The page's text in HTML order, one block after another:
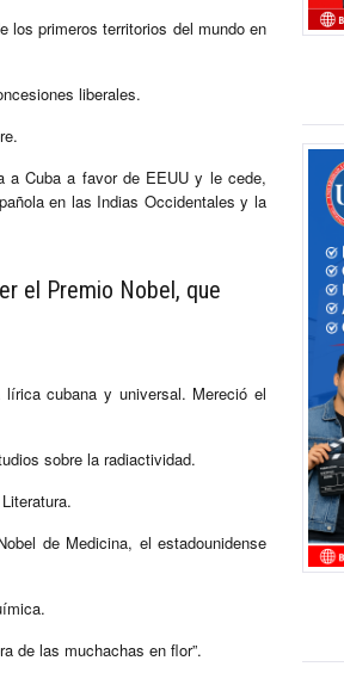
los primeros territorios del mundo en
liberales.
a Cuba a favor de EEUU y le cede,
en las Indias Occidentales y la
el Premio Nobel, que
cubana y universal. Mereció el
sobre la radiactividad.
de Medicina, el estadounidense
de las muchachas en flor”.